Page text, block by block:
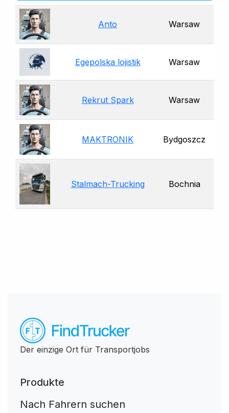
Anto Warsaw
Egepolska lojistik Warsaw
Rekrut Spark Warsaw
MAKTRONIK Bydgoszcz
Stalmach-Trucking Bochnia
Der einzige Ort für Transportjobs
Produkte
Nach Fahrern suchen